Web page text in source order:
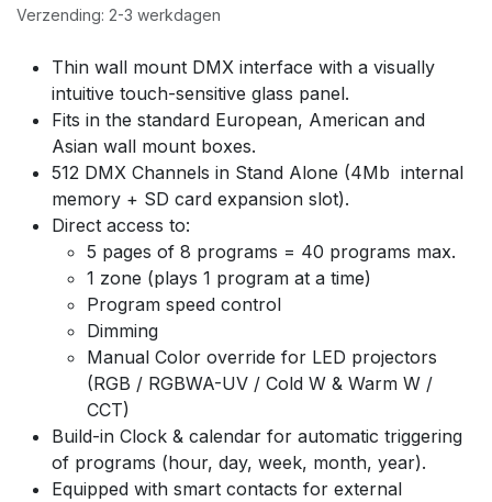
Verzending: 2-3 werkdagen
Thin wall mount DMX interface with a visually
intuitive touch-sensitive glass panel.
Fits in the standard European, American and
Asian wall mount boxes.
512 DMX Channels in Stand Alone (4Mb internal
memory + SD card expansion slot).
Direct access to:
5 pages of 8 programs = 40 programs max.
1 zone (plays 1 program at a time)
Program speed control
Dimming
Manual Color override for LED projectors
(RGB / RGBWA-UV / Cold W & Warm W /
CCT)
Build-in Clock & calendar for automatic triggering
of programs (hour, day, week, month, year).
Equipped with smart contacts for external